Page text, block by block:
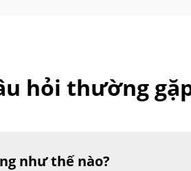
hỏi thường
như thế nào?